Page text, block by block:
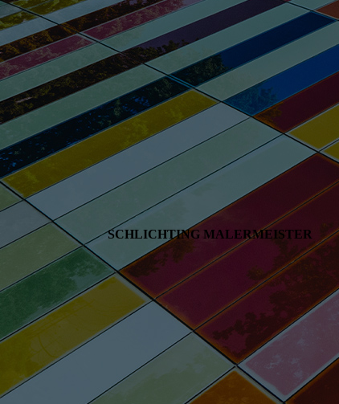
SCHLICHTING MALERMEISTER